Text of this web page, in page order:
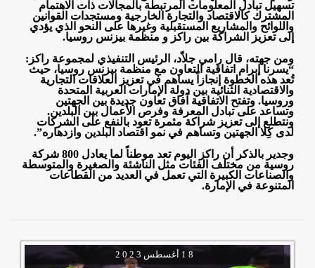
تسهيل تبادل المعلومات المرتبطة بالمجالات ذات الاهتمام
المشترك كالاقتصاد والتجارة الخارجية ومستجدات القوانين
واللوائح والمشاريع المستقبلية وغيرها على النحو الذي يؤدي
إلى تعزيز الشراكة بين راكز و منظمة بيزنس روسيا.
ومن جهته، قال رامي جلاّد، الرئيس التنفيذي لمجموعة راكز:
“يسرنا إبرام اتفاقية التعاون مع منظمة بيزنس روسيا، حيث
تُعد هذه الخطوة إنجازاً يساهم في تعزيز العلاقات التجارية
والاقتصادية الثنائية بين دولة الإمارات العربية المتحدة
وروسيا. وتفتح الاتفاقية آفاق تعاون جديدة بين الجهتين
وتساعد على تبادل المعرفة وفرص الأعمال بين البلدين.
ونتطلع إلى تعزيز شراكة مثمرة تعود بالنفع على الشركات
لدى كِلا الجهتين وتساهم في نمو اقتصاد البلدين وازدهاره.”
وجدير بالذكر أن راكز اليوم تعد موطناً لما يعادل 800 شركة
روسية من مختلف الفئات مثل الناشئة والصغيرة والمتوسطة
والصناعات الكبيرة التي تعمل في العديد من القطاعات
المتنوعة في الإمارة.
2 0 2 3 1 8